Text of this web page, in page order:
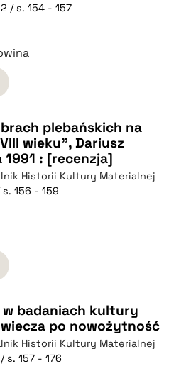
/ s. 154 - 157
plebańskich na
wieku", Dariusz
1991 : [recenzja]
Historii Kultury Materialnej
s. 156 - 159
badaniach kultury
po nowożytność
Historii Kultury Materialnej
s. 157 - 176